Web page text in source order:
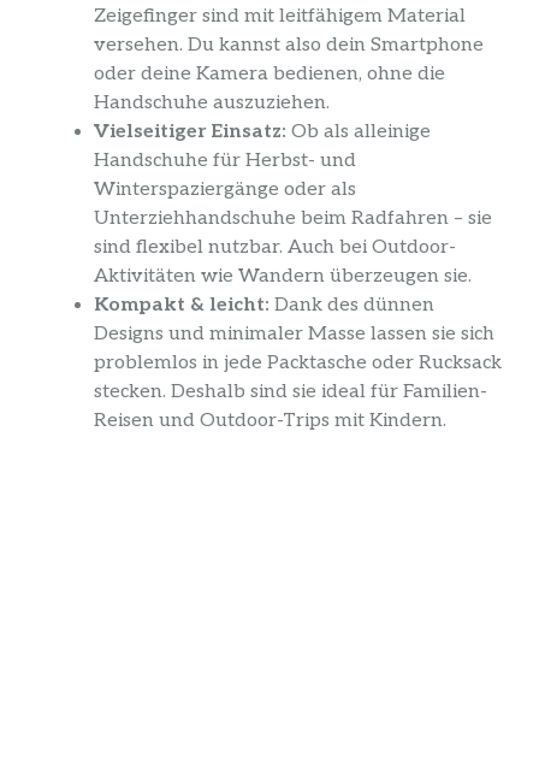
Zeigefinger sind mit leitfähigem Material
versehen. Du kannst also dein Smartphone
oder deine Kamera bedienen, ohne die
Handschuhe auszuziehen.
Vielseitiger Einsatz: Ob als alleinige
Handschuhe für Herbst- und
Winterspaziergänge oder als
Unterziehhandschuhe beim Radfahren – sie
sind flexibel nutzbar. Auch bei Outdoor-
Aktivitäten wie Wandern überzeugen sie.
Kompakt & leicht: Dank des dünnen
Designs und minimaler Masse lassen sie sich
problemlos in jede Packtasche oder Rucksack
stecken. Deshalb sind sie ideal für Familien-
Reisen und Outdoor-Trips mit Kindern.